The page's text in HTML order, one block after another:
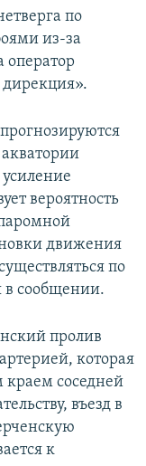
по
из-за
оператор
вероятность
движения
по
в сообщении.
пролив
которая
краем соседней
въезд в
к